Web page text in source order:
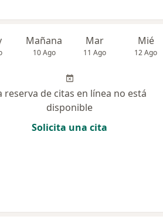
Mañana
10 Ago
Mar
11 Ago
Mié
12 Ago
reserva de citas en línea no está
disponible
Solicita una cita